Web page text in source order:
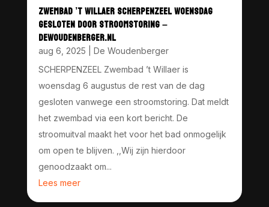
ZWEMBAD ’T WILLAER SCHERPENZEEL WOENSDAG
GESLOTEN DOOR STROOMSTORING –
DEWOUDENBERGER.NL
aug 6, 2025
De Woudenberger
SCHERPENZEEL Zwembad ’t Willaer is
woensdag 6 augustus de rest van de dag
gesloten vanwege een stroomstoring. Dat meldt
het zwembad via een kort bericht. De
stroomuitval maakt het voor het bad onmogelijk
om open te blijven. ,,Wij zijn hierdoor
genoodzaakt om...
Lees meer